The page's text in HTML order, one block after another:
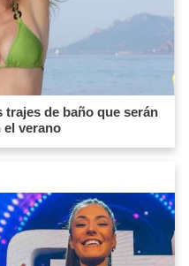
de baño que serán
el verano